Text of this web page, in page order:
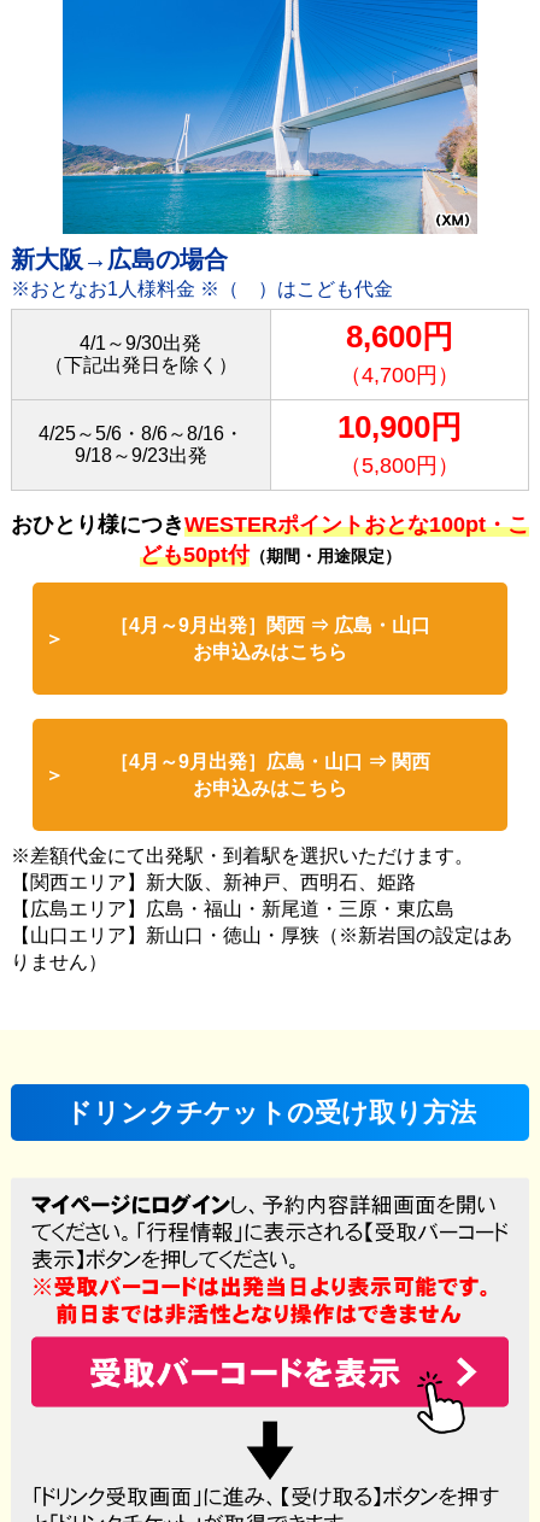
新大阪→広島の場合
※おとなお1人様料金 ※（ ）はこども代金
4/1～9/30出発
（下記出発日を除く）
8,600円
（4,700円）
4/25～5/6・8/6～8/16・
9/18～9/23出発
10,900円
（5,800円）
おひとり様につきWESTERポイントおとな100pt・こ
ども50pt付（期間・用途限定）
［4月～9月出発］関西 ⇒ 広島・山口
お申込みはこちら
［4月～9月出発］広島・山口 ⇒ 関西
お申込みはこちら
※差額代金にて出発駅・到着駅を選択いただけます。
【関西エリア】新大阪、新神戸、西明石、姫路
【広島エリア】広島・福山・新尾道・三原・東広島
【山口エリア】新山口・徳山・厚狭（※新岩国の設定はあ
りません）
ドリンクチケットの受け取り方法